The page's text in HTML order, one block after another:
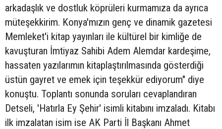
arkadaşlık ve dostluk köprüleri kurmamıza da ayrıca
müteşekkirim. Konya'mızın genç ve dinamik gazetesi
Memleket'i kitap yayınları ile kültürel bir kimliğe de
kavuşturan İmtiyaz Sahibi Adem Alemdar kardeşime,
hassaten yazılarımın kitaplaştırılmasında gösterdiği
üstün gayret ve emek için teşekkür ediyorum" diye
konuştu. Toplantı sonunda soruları cevaplandıran
Detseli, 'Hatırla Ey Şehir' isimli kitabını imzaladı. Kitabı
ilk imzalatan isim ise AK Parti İl Başkanı Ahmet